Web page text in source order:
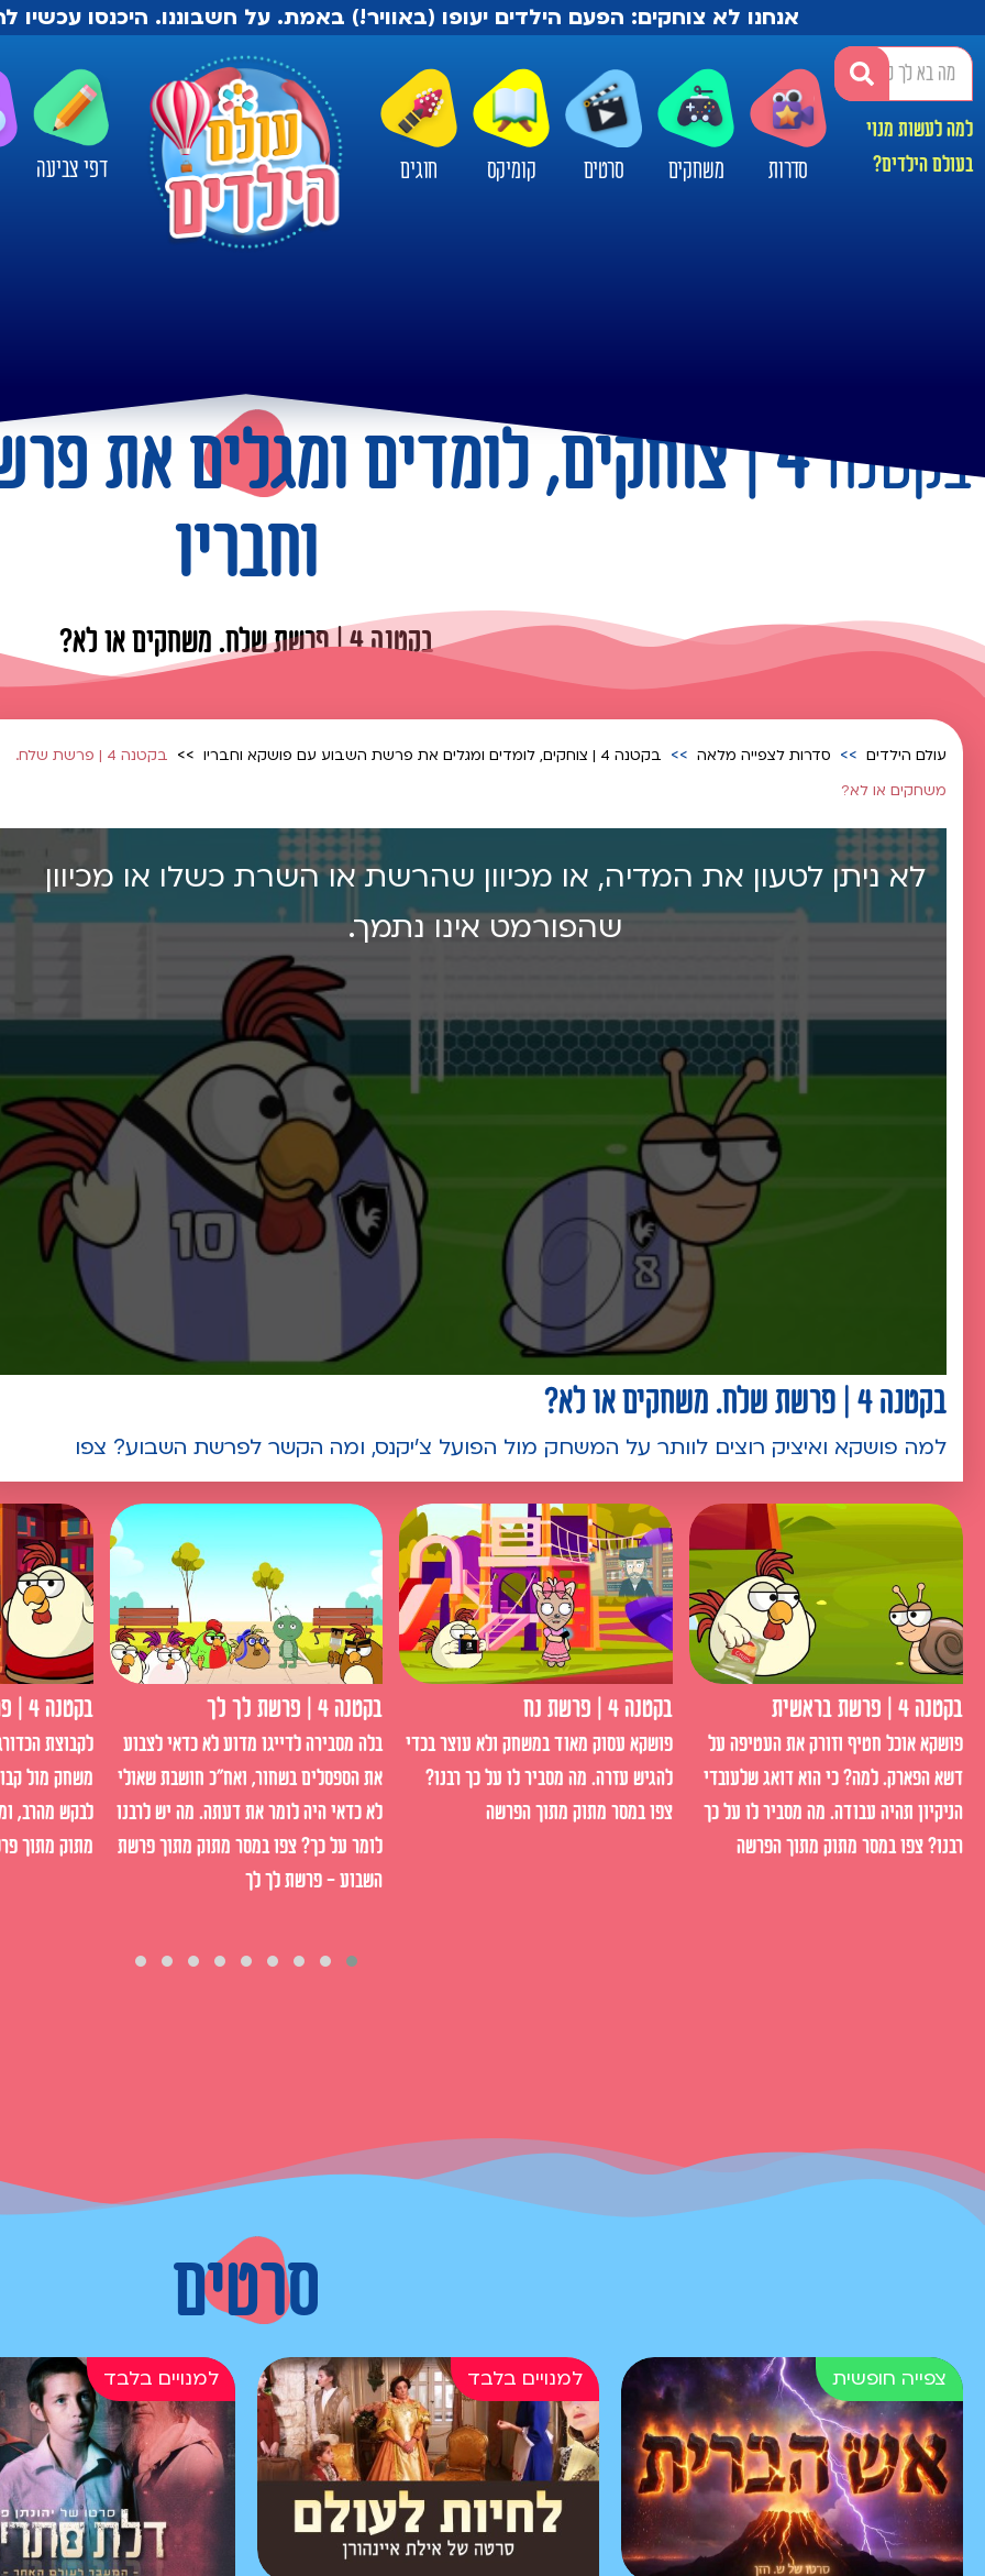
אנחנו לא צוחקים: הפעם הילדים יעופו (באוויר!) באמת. על חשבוננו. היכנסו עכשיו
למה לעשות מנוי
בעולם הילדים?
סדרות משחקים סרטים קומיקס חוגים דפי צביעה
בקטנה 4 | צוחקים, לומדים ומגלים את
וחבריו
בקטנה 4 | פרשת שלח. משחקים או לא?
עולם הילדים סדרות לצפייה מלאה בקטנה 4 | צוחקים, לומדים ומגלים את פרשת השבוע עם פושקא וחבריו
בקטנה 4 | פרשת שלח.
משחקים או לא?
לא ניתן לטעון את המדיה, או מכיוון שהרשת או השרת כשלו או מכיוון
שהפורמט אינו נתמך.
בקטנה 4 | פרשת שלח. משחקים או לא?
למה פושקא ואיציק רוצים לוותר על המשחק מול הפועל צ'יקנס, ומה הקשר לפרשת השבוע? צפו
בקטנה 4 | פרשת בראשית
פושקא אוכל חטיף וזורק את העטיפה על
דשא הפארק. למה? כי הוא דואג שלעובדי
הניקיון תהיה עבודה. מה מסביר לו על כך
רבנו? צפו במסר מתוק מתוך הפרשה
בקטנה 4 | פרשת נח
פושקא עסוק מאוד במשחק ולא עוצר בכדי
להגיש עזרה. מה מסביר לו על כך רבנו?
צפו במסר מתוק מתוך הפרשה
בקטנה 4 | פרשת לך לך
בלה מסבירה לדייגו מדוע לא כדאי לצבוע
את הספסלים בשחור, ואח"כ חושבת שאולי
לא כדאי היה לומר את דעתה. מה יש לרבנו
לומר על כך? צפו במסר מתוק מתוך פרשת
השבוע - פרשת לך לך
בקטנה 4 | פרשת וירא
לקבוצת
משחק מול
לבקש מהרב,
מתוק מתוך
סרטים